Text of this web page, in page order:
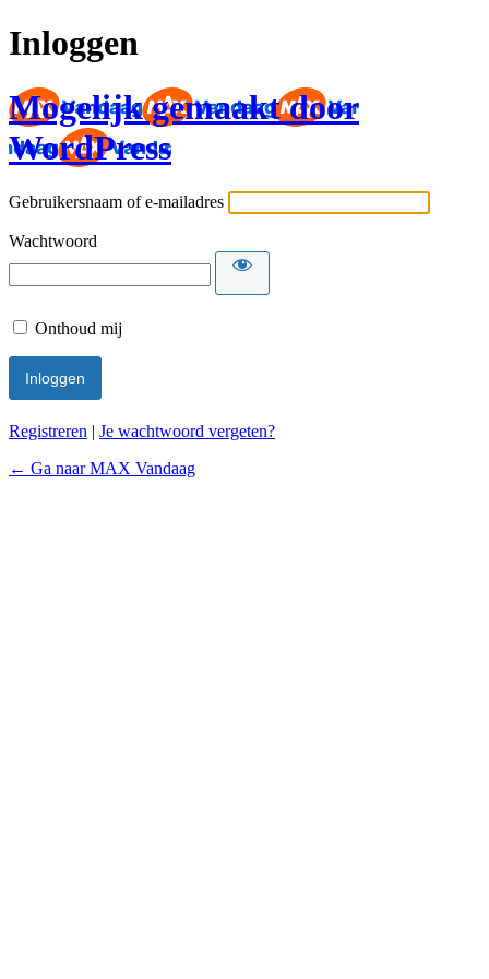
Inloggen
Mogelijk gemaakt door
WordPress
Gebruikersnaam of e-mailadres
Wachtwoord
Onthoud mij
Registreren | Je wachtwoord vergeten?
← Ga naar MAX Vandaag